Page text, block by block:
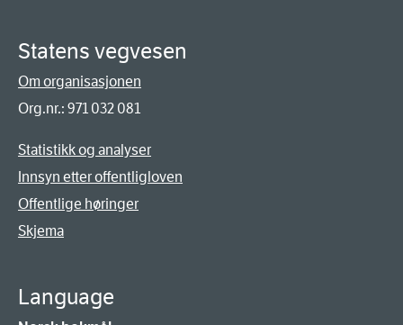
Statens vegvesen
Om organisasjonen
Org.nr.: 971 032 081
Statistikk og analyser
Innsyn etter offentligloven
Offentlige høringer
Skjema
Language